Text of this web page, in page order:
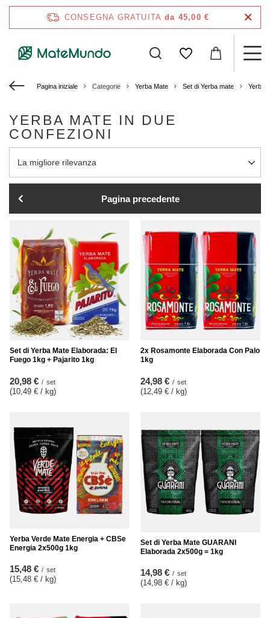
CONSEGNA GRATUITA da 45,00 €
Pagina iniziale Categorie Yerba Mate Set di Yerba mate Yerba
YERBA MATE IN DUE
CONFEZIONI
Modifica ordinamento
La migliore rilevanza
Pagina precedente
Set di Yerba Mate Elaborada: El
Fuego 1kg + Pajarito 1kg
20,98 € / set
(10,49 € / kg)
2x Rosamonte Elaborada Con Palo
1kg
24,98 € / set
(12,49 € / kg)
Yerba Verde Mate Energia + CBSe
Energia 2x500g 1kg
15,48 € / set
(15,48 € / kg)
Set di Yerba Mate GUARANI
Elaborada 2x500g = 1kg
14,98 € / set
(14,98 € / kg)